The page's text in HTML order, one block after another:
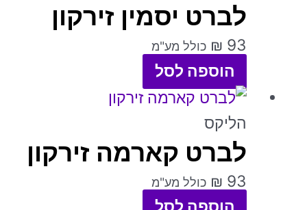
לברט יסמין זירקון
₪ 93 כולל מע"מ
הוספה לסל
יש
מספר
סוגים.
ניתן
לבחור
את
האפשרויות
בעמוד
הליקס
לברט קארמה זירקון
₪ 93 כולל מע"מ
למוצר
זה
יש
מספר
סוגים.